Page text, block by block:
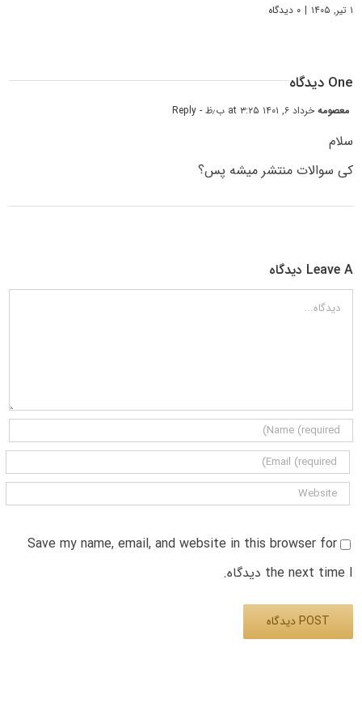
۱ تیر, ۱۴۰۵ | ۰ دیدگاه
One دیدگاه
معصومهخرداد ۶, ۱۴۰۱ at ۳:۲۵ ب٫ظ - Reply
سلام
کی سوالات منتشر میشه پس؟
Leave A دیدگاه
دیدگاه
Save my name, email, and website in this browser for
the next time I دیدگاه.